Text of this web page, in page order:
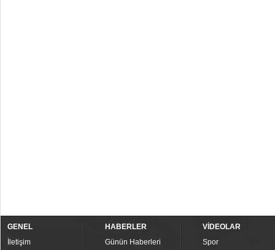
GENEL
İletişim
HABERLER
Günün Haberleri
VİDEOLAR
Spor